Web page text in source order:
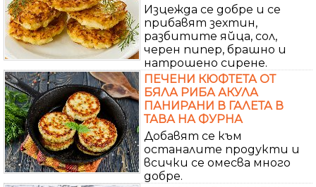
Изцежда се добре и се
прибавят зехтин,
разбитите яйца, сол,
черен пипер, брашно и
натрошено сирене.
ПЕЧЕНИ КЮФТЕТА ОТ
БЯЛА РИБА АКУЛА
ПАНИРАНИ В ГАЛЕТА В
ТАВА НА ФУРНА
Добавят се към
останалите продукти и
всички се омесва много
добре.